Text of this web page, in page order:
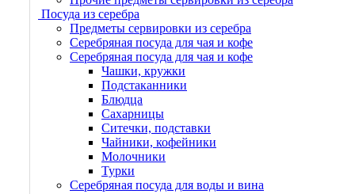
Посуда из серебра
Предметы сервировки из серебра
Серебряная посуда для чая и кофе
Серебряная посуда для чая и кофе
Чашки, кружки
Подстаканники
Блюдца
Сахарницы
Ситечки, подставки
Чайники, кофейники
Молочники
Турки
Серебряная посуда для воды и вина